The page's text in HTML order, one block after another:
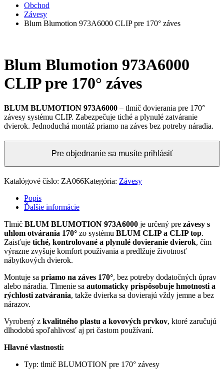
Obchod
Závesy
Blum Blumotion 973A6000 CLIP pre 170° záves
Blum Blumotion 973A6000
CLIP pre 170° záves
BLUM BLUMOTION 973A6000 – tlmič dovierania pre 170°
závesy systému CLIP. Zabezpečuje tiché a plynulé zatváranie
dvierok. Jednoduchá montáž priamo na záves bez potreby náradia.
Pre objednanie sa musíte prihlásiť
Katalógové číslo: ZA066Kategória: Závesy
Popis
Ďalšie informácie
Tlmič BLUM BLUMOTION 973A6000 je určený pre závesy s
uhlom otvárania 170° zo systému BLUM CLIP a CLIP top.
Zaisťuje tiché, kontrolované a plynulé dovieranie dvierok, čím
výrazne zvyšuje komfort používania a predlžuje životnosť
nábytkových dvierok.
Montuje sa priamo na záves 170°, bez potreby dodatočných úprav
alebo náradia. Tlmenie sa automaticky prispôsobuje hmotnosti a
rýchlosti zatvárania, takže dvierka sa dovierajú vždy jemne a bez
nárazov.
Vyrobený z kvalitného plastu a kovových prvkov, ktoré zaručujú
dlhodobú spoľahlivosť aj pri častom používaní.
Hlavné vlastnosti:
Typ: tlmič BLUMOTION pre 170° závesy